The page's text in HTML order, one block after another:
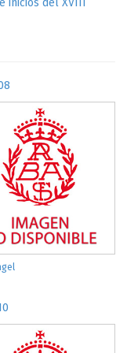
inicios del XVIII